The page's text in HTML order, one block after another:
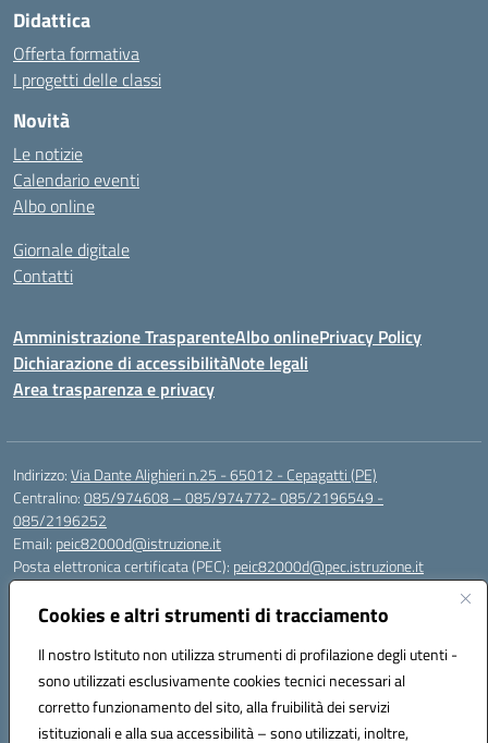
Cookies e altri strumenti di tracciamento
Il nostro Istituto non utilizza strumenti di profilazione degli utenti -
sono utilizzati esclusivamente cookies tecnici necessari al
corretto funzionamento del sito, alla fruibilità dei servizi
istituzionali e alla sua accessibilità – sono utilizzati, inoltre,
Didattica
Offerta formativa
I progetti delle classi
Novità
Le notizie
Calendario eventi
Albo online
Giornale digitale
Contatti
Amministrazione TrasparenteAlbo onlinePrivacy Policy
Dichiarazione di accessibilitàNote legali
Area trasparenza e privacy
Indirizzo:Via Dante Alighieri n.25 - 65012 - Cepagatti (PE)
Centralino:085/974608 – 085/974772- 085/2196549 -
085/2196252
Email: peic82000d@istruzione.it
Posta elettronica certificata (PEC): peic82000d@pec.istruzione.it
Codice fiscale: 91100590685
Codice meccanografico: PEIC82000D
Codice Indice delle Pubbliche Amministrazioni (IPA): istsc_peic82000d
Codice unico di fatturazione (CUF): UFYS5I
Sede provvisoria dell'Istituto Comprensivo Cepagatti
Via Elsa Morante, 12 - 65012 - Villareia (PE)